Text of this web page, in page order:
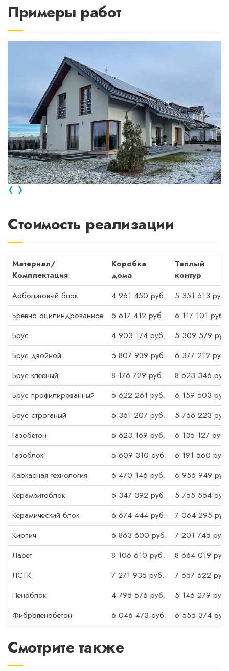
Примеры работ
❮ ❯
Стоимость реализации
Материал/
Комплектация
Коробка
дома
Теплый
контур
Арболитовый блок
4 961 450 руб.
5 351 613 руб.
Бревно оцилиндрованное
5 617 412 руб.
6 117 101 руб.
Брус
4 903 174 руб.
5 309 579 руб.
Брус двойной
5 807 939 руб.
6 377 212 руб.
Брус клееный
8 176 729 руб.
8 623 346 руб.
Брус профилированный
5 622 261 руб.
6 159 503 руб.
Брус строганый
5 361 207 руб.
5 766 223 руб.
Газобетон
5 623 169 руб.
6 135 127 руб.
Газоблок
5 609 310 руб.
6 191 560 руб.
Каркасная технология
6 470 146 руб.
6 956 949 руб.
Керамзитоблок
5 347 392 руб.
5 755 554 руб.
Керамический блок
6 674 444 руб.
7 064 295 руб.
Кирпич
6 863 600 руб.
7 201 745 руб.
Лафет
8 106 610 руб.
8 664 019 руб.
ЛСТК
7 271 935 руб.
7 657 622 руб.
Пеноблок
4 795 576 руб.
5 146 279 руб.
Фибропенобетон
6 046 473 руб. 6 555 374 руб.
Смотрите также